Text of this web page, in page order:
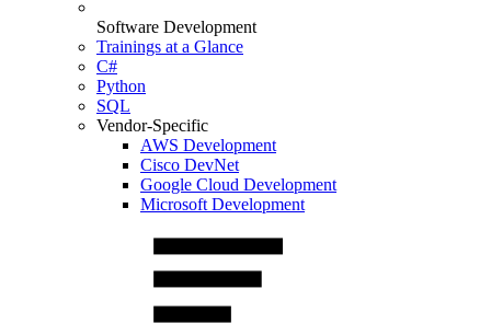
Software Development
Trainings at a Glance
C#
Python
SQL
Vendor-Specific
AWS Development
Cisco DevNet
Google Cloud Development
Microsoft Development